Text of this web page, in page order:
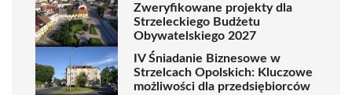
Zweryfikowane projekty dla
Strzeleckiego Budżetu
Obywatelskiego 2027
IV Śniadanie Biznesowe w
Strzelcach Opolskich: Kluczowe
możliwości dla przedsiębiorców